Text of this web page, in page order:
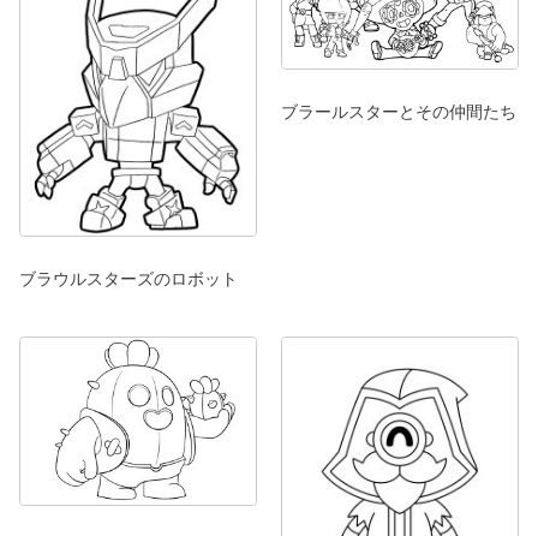
ブラウルスターズのロボット
ブラールスターとその仲間たち